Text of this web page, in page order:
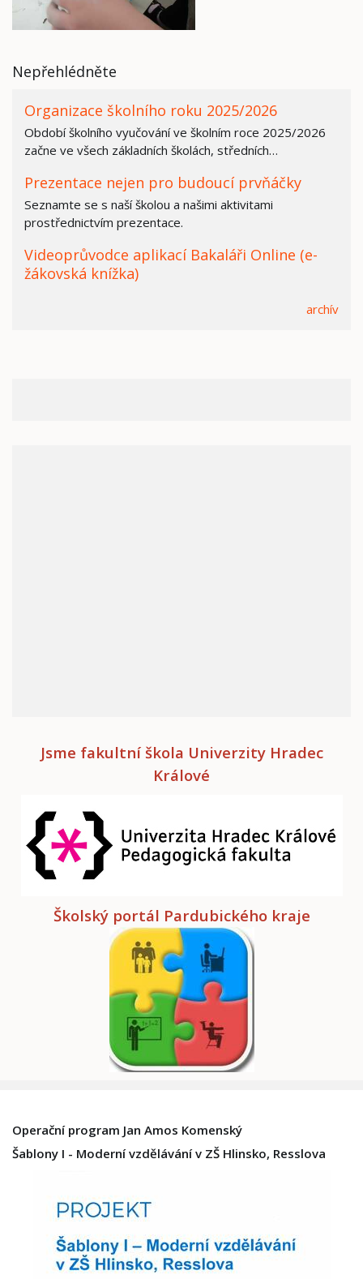
Nepřehlédněte
Organizace školního roku 2025/2026
Období školního vyučování ve školním roce 2025/2026
začne ve všech základních školách, středních…
Prezentace nejen pro budoucí prvňáčky
Seznamte se s naší školou a našimi aktivitami
prostřednictvím prezentace.
Videoprůvodce aplikací Bakaláři Online (e-
žákovská knížka)
archív
Jsme fakultní škola Univerzity Hradec
Králové
Školský portál Pardubického kraje
Operační program Jan Amos Komenský
Šablony I - Moderní vzdělávání v ZŠ Hlinsko, Resslova